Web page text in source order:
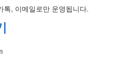
톡, 이메일로만 운영됩니다.